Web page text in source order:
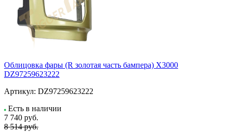
Облицовка фары (R золотая часть бампера) X3000
DZ97259623222
Артикул: DZ97259623222
Есть в наличии
7 740 руб.
8 514 руб.